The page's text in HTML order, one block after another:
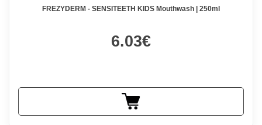
FREZYDERM - SENSITEETH KIDS Mouthwash | 250ml
6.03€